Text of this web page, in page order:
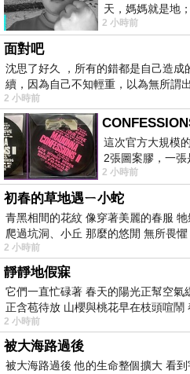
天，媽媽就是地
理家務，職業不
2 小時前
面對吧
沈思了好久 ，所有的錯都是自己造成
續，因為自己不知輕重，以為無所謂
不
2 小時前
這次官方大規模
2張圖案膠，一
版；目前官網上
2 小時前
初春的草地遇ㄧ小蛇
青黑相間的花紋 像穿著美麗的春服
爬過坑洞、小丘 那麼的悠閒 無所畏
2 小時前
靜靜地假寐
它們一直忙碌著 春天的陽光正幫空
正含苞待放 山櫻與桃花早在枝頭喧鬧
2 小時前
被大海路過後
被大海路過後 他的生命整個擴大 看